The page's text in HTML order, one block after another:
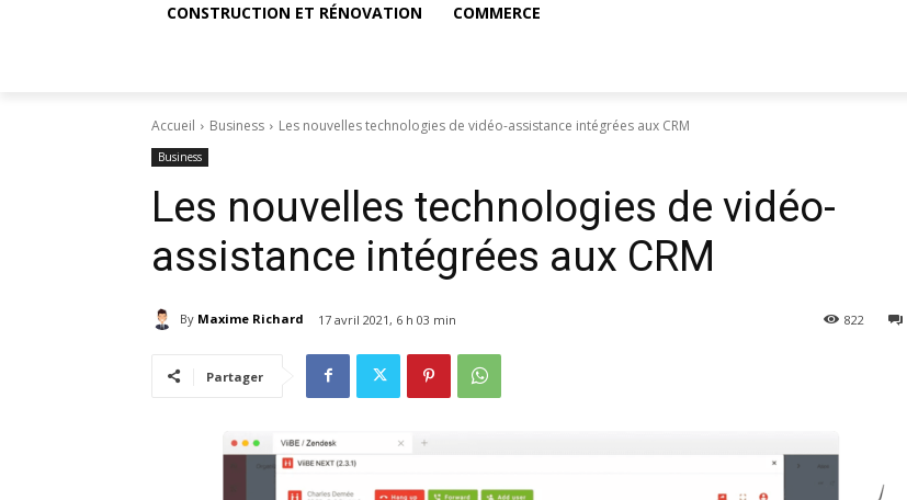
CONSTRUCTION ET RÉNOVATION COMMERCE
Accueil Business Les nouvelles technologies de vidéo-assistance intégrées aux CRM
Business
Les nouvelles technologies de vidéo-
assistance intégrées aux CRM
By Maxime Richard 17 avril 2021, 6 h 03 min 822
Partager